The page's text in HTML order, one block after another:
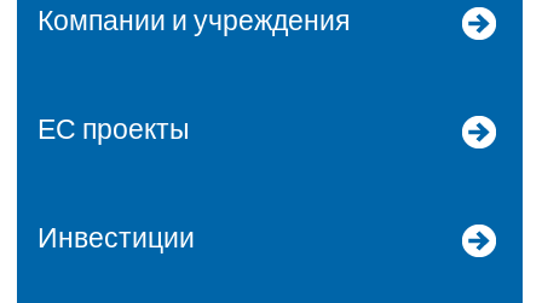
Компании и учреждения
ЕС проекты
Инвестиции